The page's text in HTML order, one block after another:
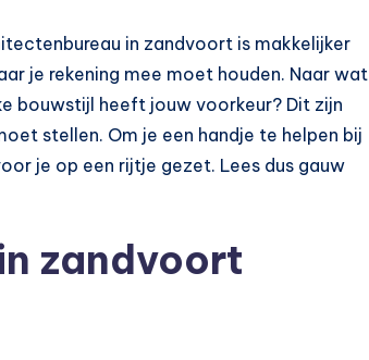
in zandvoort is makkelijker
je rekening mee moet houden. Naar wat
bouwstijl heeft jouw voorkeur? Dit zijn
stellen. Om je een handje te helpen bij
je op een rijtje gezet. Lees dus gauw
zandvoort